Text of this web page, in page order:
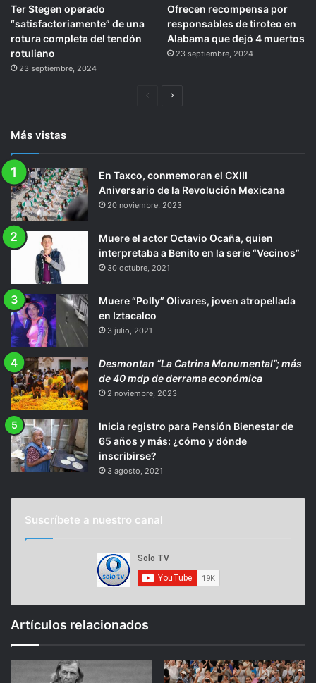
Ter Stegen operado
“satisfactoriamente” de una
rotura completa del tendón
rotuliano
23 septiembre, 2024
Ofrecen recompensa por
responsables de tiroteo en
Alabama que dejó 4 muertos
23 septiembre, 2024
PáginaSiguiente
Más vistas
En Taxco, conmemoran el CXIII
Aniversario de la Revolución Mexicana
20 noviembre, 2023
Muere el actor Octavio Ocaña, quien
interpretaba a Benito en la serie “Vecinos”
30 octubre, 2021
Muere “Polly” Olivares, joven atropellada
en Iztacalco
3 julio, 2021
Desmontan “La Catrina Monumental”; más
de 40 mdp de derrama económica
2 noviembre, 2023
Inicia registro para Pensión Bienestar de
65 años y más: ¿cómo y dónde
inscribirse?
3 agosto, 2021
Suscríbete a nuestro canal
Artículos relacionados